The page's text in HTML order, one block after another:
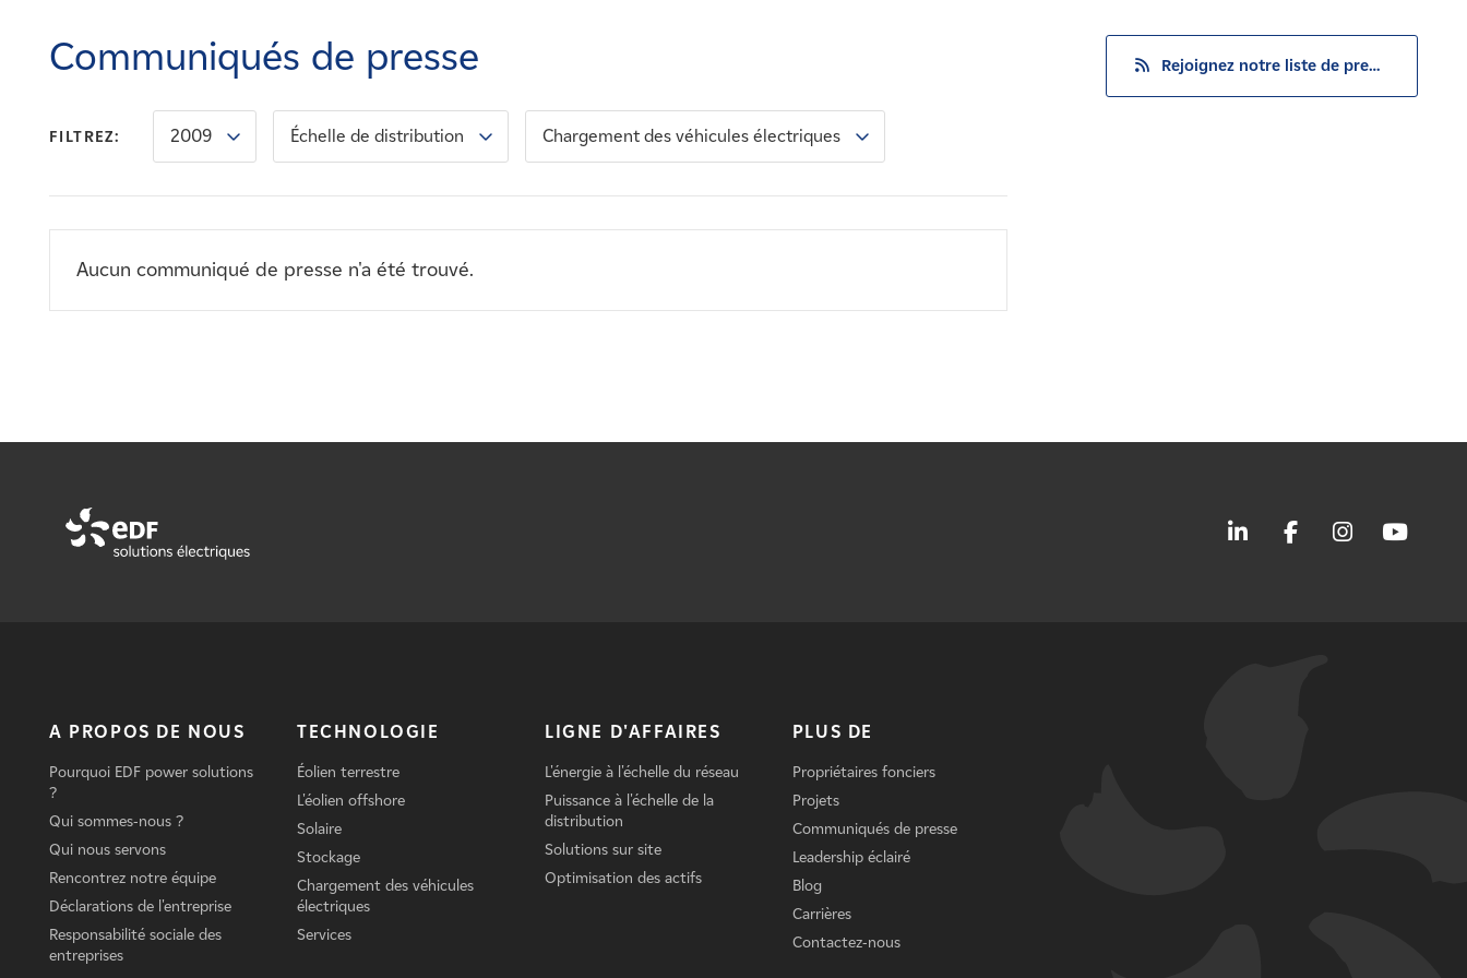
Nouvelles
Contactez-nous
Communiqués de presse
FILTREZ: 2009 Échelle de distribution Chargement des véhicules électriques
Aucun communiqué de presse n'a été trouvé.
Rejoignez notre liste de presse
A PROPOS DE NOUS
Pourquoi EDF power solutions
?
Qui sommes-nous ?
Qui nous servons
Rencontrez notre équipe
Déclarations de l'entreprise
Responsabilité sociale des
entreprises
TECHNOLOGIE
Éolien terrestre
L'éolien offshore
Solaire
Stockage
Chargement des véhicules
électriques
Services
LIGNE D'AFFAIRES
L'énergie à l'échelle du réseau
Puissance à l'échelle de la
distribution
Solutions sur site
Optimisation des actifs
PLUS DE
Propriétaires fonciers
Projets
Communiqués de presse
Leadership éclairé
Blog
Carrières
Contactez-nous